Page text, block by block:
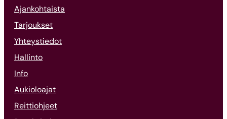
Ajankohtaista
Tarjoukset
Yhteystiedot
Hallinto
Info
Aukioloajat
Reittiohjeet